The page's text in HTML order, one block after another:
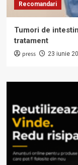
Recomandari
Tumori de
tratament
press 23 iunie